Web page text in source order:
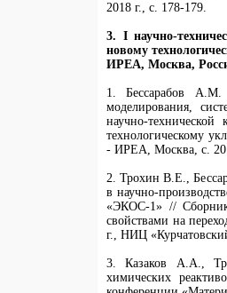
2018 г., с. 178-179.
3. I научно-
новому
ИРЕА, Москва,
1. Бессарабов А.М.
моделирования,
научно-
технологическому
- ИРЕА, Москва, с.
2. Трохин В.Е.,
в научно-
«ЭКОС-1» // Сборник
свойствами на
г., НИЦ
3. Казаков А.А.,
химических